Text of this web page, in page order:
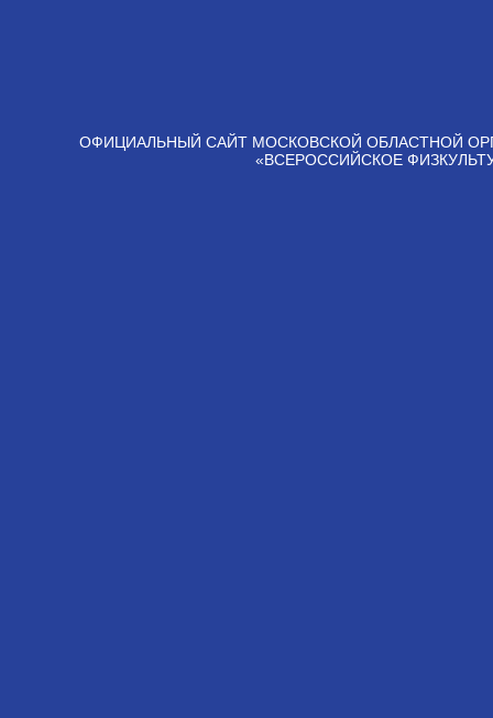
ОФИЦИАЛЬНЫЙ САЙТ МОСКОВСКОЙ ОБЛАСТНОЙ
«ВСЕРОССИЙСКОЕ